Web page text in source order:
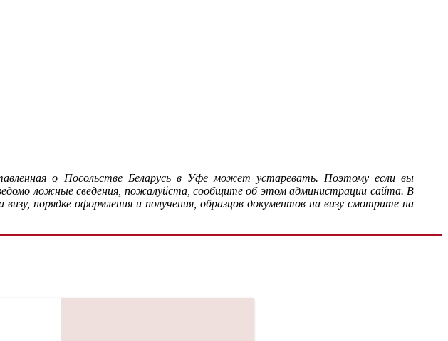
о Посольстве Беларусь в Уфе может устаревать. Поэтому если вы
ложные сведения, пожалуйста, сообщите об этом администрации сайта. В
порядке оформления и получения, образцов документов на визу смотрите на